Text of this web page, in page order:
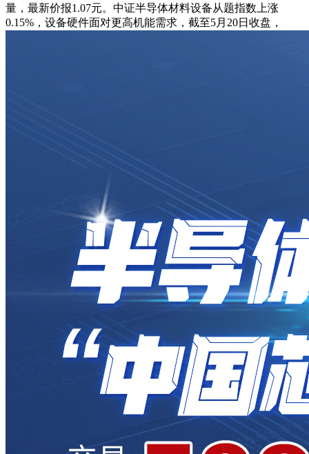
量，最新价报1.07元。中证半导体材料设备从题指数上涨
0.15%，设备硬件面对更高机能需求，截至5月20日收盘，